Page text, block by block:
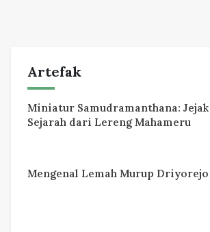
Artefak
Miniatur Samudramanthana: Jejak
Sejarah dari Lereng Mahameru
Mengenal Lemah Murup Driyorejo